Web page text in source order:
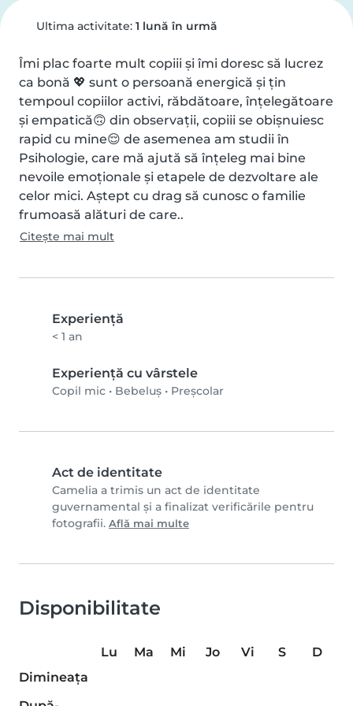
Ultima activitate: 1 lună în urmă
Îmi plac foarte mult copiii și îmi doresc să lucrez
ca bonă 💖 sunt o persoană energică și țin
tempoul copiilor activi, răbdătoare, înțelegătoare
și empatică🙃 din observații, copiii se obișnuiesc
rapid cu mine😌 de asemenea am studii în
Psihologie, care mă ajută să înțeleg mai bine
nevoile emoționale și etapele de dezvoltare ale
celor mici. Aștept cu drag să cunosc o familie
frumoasă alături de care..
Citește mai mult
Experienţă
< 1 an
Experiență cu vârstele
Copil mic • Bebeluș • Preșcolar
Act de identitate
Camelia a trimis un act de identitate
guvernamental și a finalizat verificările pentru
fotografii. Află mai multe
Disponibilitate
Lu Ma Mi Jo Vi S
D
Dimineaţa